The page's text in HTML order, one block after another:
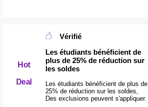
Hot
Deal
Vérifié
Les étudiants bénéficient de
plus de 25% de réduction sur
les soldes
Les étudiants bénéficient de plus de
25% de réduction sur les soldes,
Des exclusions peuvent s'appliquer.